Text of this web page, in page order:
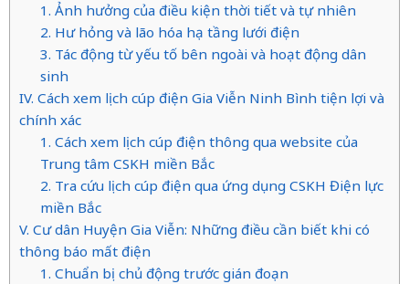
1. Ảnh hưởng của điều kiện thời tiết và tự nhiên
2. Hư hỏng và lão hóa hạ tầng lưới điện
3. Tác động từ yếu tố bên ngoài và hoạt động dân
sinh
IV. Cách xem lịch cúp điện Gia Viễn Ninh Bình tiện lợi và
chính xác
1. Cách xem lịch cúp điện thông qua website của
Trung tâm CSKH miền Bắc
2. Tra cứu lịch cúp điện qua ứng dụng CSKH Điện lực
miền Bắc
V. Cư dân Huyện Gia Viễn: Những điều cần biết khi có
thông báo mất điện
1. Chuẩn bị chủ động trước gián đoạn